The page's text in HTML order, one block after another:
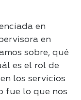
en
en
sobre, qué
es el rol de
los servicios
fue lo que nos